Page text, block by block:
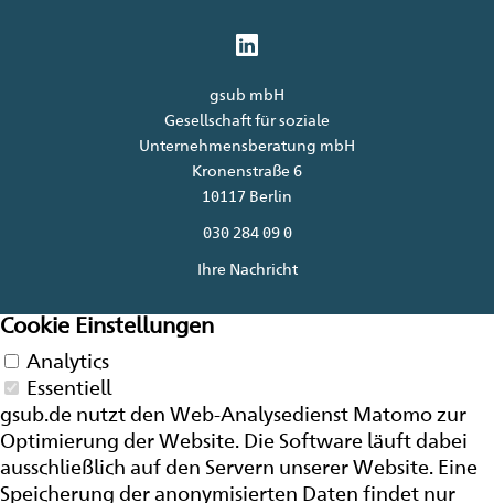
gsub mbH
Gesellschaft für soziale
Unternehmensberatung mbH
Kronenstraße 6
10117 Berlin
030 284 09 0
Ihre Nachricht
Cookie Einstellungen
Analytics
Essentiell
gsub.de nutzt den Web-Analysedienst Matomo zur
Optimierung derWebsite. Die Software läuft dabei
ausschließlich auf den Servern unsererWebsite. Eine
Speicherung der anonymisierten Daten findet nur